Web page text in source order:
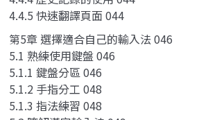
4.4.5 快速翻譯頁面 044
第5章 選擇適合自己的輸入法 046
5.1 熟練使用鍵盤 046
5.1.1 鍵盤分區 046
5.1.2 手指分工 048
5.1.3 指法練習 048